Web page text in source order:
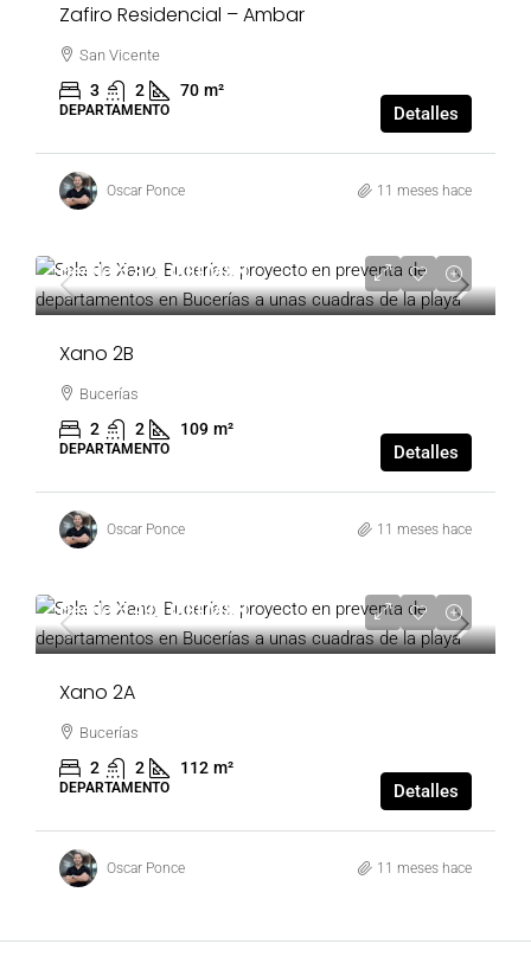
Zafiro Residencial – Ambar
San Vicente
3 2 70 m²
DEPARTAMENTO Detalles
Oscar Ponce 11 meses hace
Desde5,828,000 MXN
Xano 2B
Bucerías
2 2 109 m²
DEPARTAMENTO Detalles
Oscar Ponce 11 meses hace
Desde5,490,000 MXN
Xano 2A
Bucerías
2 2 112 m²
DEPARTAMENTO Detalles
Oscar Ponce 11 meses hace